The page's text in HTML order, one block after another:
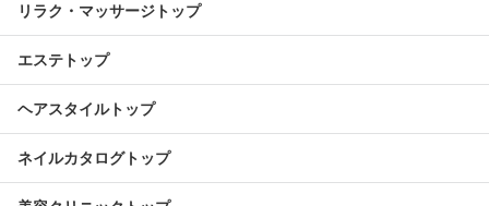
リラク・マッサージトップ
エステトップ
ヘアスタイルトップ
ネイルカタログトップ